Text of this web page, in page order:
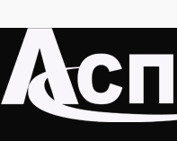
водо- и мразоустойчиво